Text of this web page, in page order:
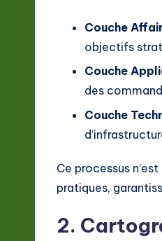
Couche
objectifs
Couche
des
Couche
Ce processus
pratiques,
2.